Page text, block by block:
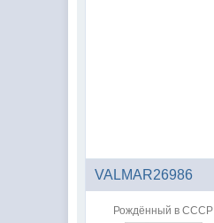
VALMAR26986
Рождённый в СССР